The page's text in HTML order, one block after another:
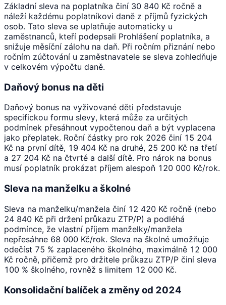
Základní sleva na poplatníka činí 30 840 Kč ročně a
náleží každému poplatníkovi daně z příjmů fyzických
osob. Tato sleva se uplatňuje automaticky u
zaměstnanců, kteří podepsali Prohlášení poplatníka, a
snižuje měsíční zálohu na daň. Při ročním přiznání nebo
ročním zúčtování u zaměstnavatele se sleva zohledňuje
v celkovém výpočtu daně.
Daňový bonus na děti
Daňový bonus na vyživované děti představuje
specifickou formu slevy, která může za určitých
podmínek přesáhnout vypočtenou daň a být vyplacena
jako přeplatek. Roční částky pro rok 2026 činí 15 204
Kč na první dítě, 19 404 Kč na druhé, 25 200 Kč na třetí
a 27 204 Kč na čtvrté a další dítě. Pro nárok na bonus
musí poplatník prokázat příjem alespoň 120 000 Kč/rok.
Sleva na manželku a školné
Sleva na manželku/manžela činí 12 420 Kč ročně (nebo
24 840 Kč při držení průkazu ZTP/P) a podléhá
podmínce, že vlastní příjem manželky/manžela
nepřesáhne 68 000 Kč/rok. Sleva na školné umožňuje
odečíst 75 % zaplaceného školného, maximálně 12 000
Kč ročně, přičemž pro držitele průkazu ZTP/P činí sleva
100 % školného, rovněž s limitem 12 000 Kč.
Konsolidační balíček a změny od 2024